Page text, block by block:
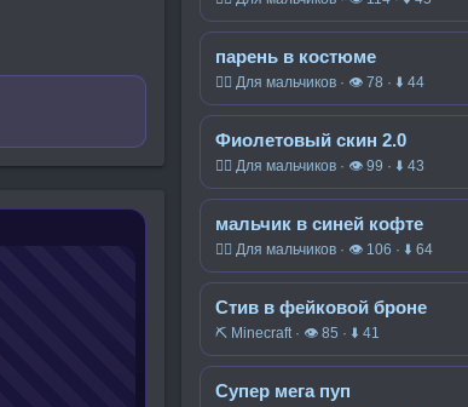
парень в костюме
🧍‍♂️ Для мальчиков · 👁 78 · ⬇ 44
Фиолетовый скин 2.0
🧍‍♂️ Для мальчиков · 👁 99 · ⬇ 43
мальчик в синей кофте
🧍‍♂️ Для мальчиков · 👁 106 · ⬇ 64
Стив в фейковой броне
⛏️ Minecraft · 👁 85 · ⬇ 41
Супер мега пуп